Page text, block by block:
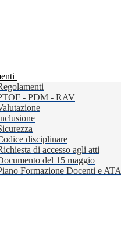
- PDM - RAV
disciplinare
di accesso agli atti
del 15 maggio
Formazione Docenti e ATA